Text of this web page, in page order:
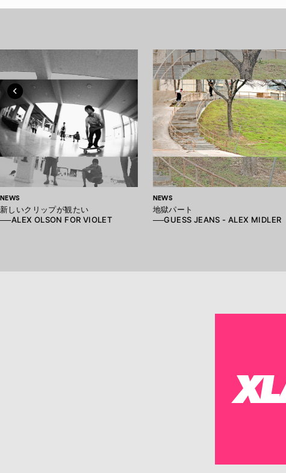
NEWS
新しいクリップが観たい
──ALEX OLSON FOR VIOLET
NEWS
地獄パート
──GUESS JEANS - ALEX MIDLER